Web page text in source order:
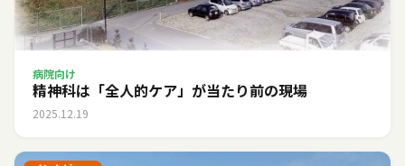
病院向け
精神科は「全人的ケア」が当たり前の現場
2025.12.19